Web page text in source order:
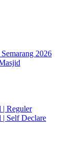
2026
| Reguler
| Self Declare